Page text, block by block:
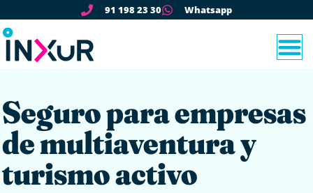
91 198 23 30 Whatsapp
Seguro para empresas
de multiaventura y
turismo activo